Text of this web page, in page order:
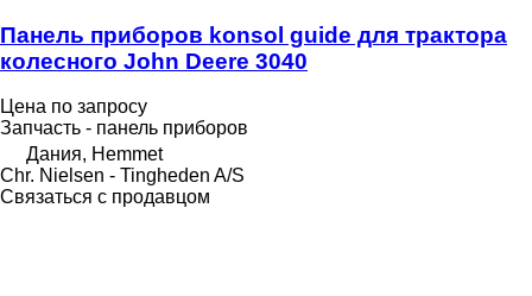
Панель приборов konsol guide для трактора
колесного John Deere 3040
Цена по запросу
Запчасть - панель приборов
Дания, Hemmet
Chr. Nielsen - Tingheden A/S
Связаться с продавцом